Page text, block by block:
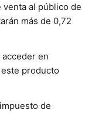
venta al público de
más de 0,72
en
producto
de